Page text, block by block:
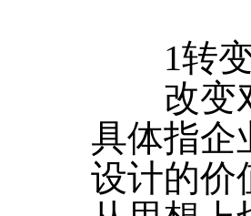
1转变
改变对
具体指企
设计的价